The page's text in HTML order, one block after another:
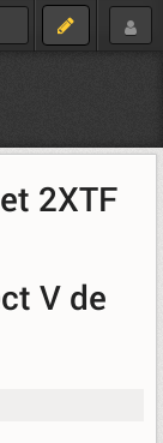
2XTF
V de